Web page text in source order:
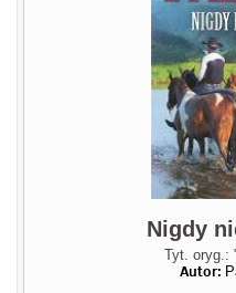
Nigdy
Tyt. oryg.:
Autor: